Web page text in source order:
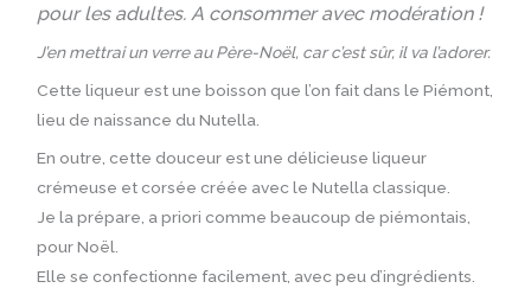
pour les adultes. A consommer avec modération !
J’en mettrai un verre au Père-Noël, car c’est sûr, il va l’adorer.
Cette liqueur est une boisson que l’on fait dans le Piémont,
lieu de naissance du Nutella.
En outre, cette douceur est une délicieuse liqueur
crémeuse et corsée créée avec le Nutella classique.
Je la prépare, a priori comme beaucoup de piémontais,
pour Noël.
Elle se confectionne facilement, avec peu d’ingrédients.